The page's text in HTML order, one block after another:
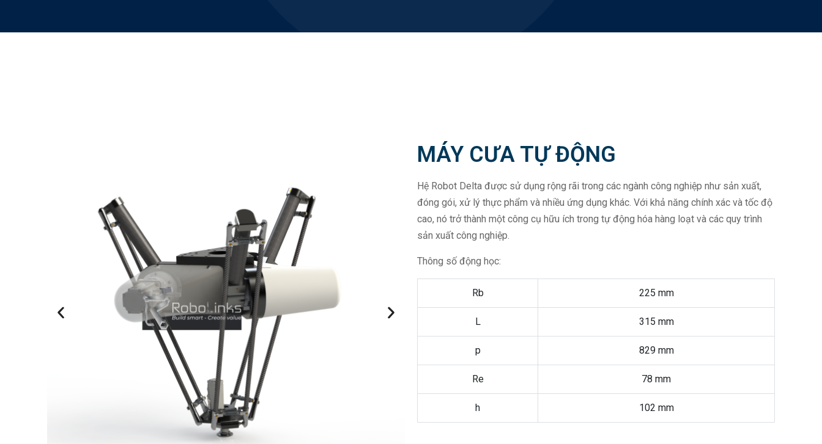
MÁY CƯA TỰ ĐỘNG
Hệ Robot Delta được sử dụng rộng rãi trong các ngành công nghiệp như sản xuất,
đóng gói, xử lý thực phẩm và nhiều ứng dụng khác. Với khả năng chính xác và tốc độ
cao, nó trở thành một công cụ hữu ích trong tự động hóa hàng loạt và các quy trình
sản xuất công nghiệp.
Thông số động học:
Rb 225 mm
L 315 mm
p 829 mm
Re 78 mm
h 102 mm